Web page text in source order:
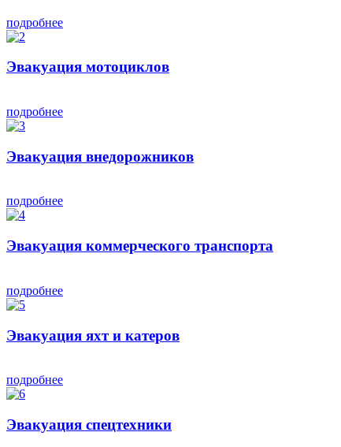
подробнее
Эвакуация мотоциклов
подробнее
Эвакуация внедорожников
подробнее
Эвакуация коммерческого транспорта
подробнее
Эвакуация яхт и катеров
подробнее
Эвакуация спецтехники